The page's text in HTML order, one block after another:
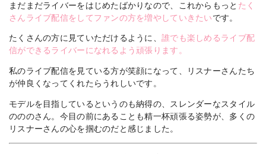
まだまだライバーをはじめたばかりなので、これからもっと たく
さんライブ配信をしてファンの方を増やしていきたい です。
たくさんの方に見ていただけるように、誰でも楽しめるライブ配
信ができるライバーになれるよう頑張ります。
私のライブ配信を見ている方が笑顔になって、リスナーさんたち
が仲良くなってくれたらうれしいです。
モデルを目指しているというのも納得の、スレンダーなスタイル
のののさん。今目の前にあることも精一杯頑張る姿勢が、多くの
リスナーさんの心を掴むのだと感じました。